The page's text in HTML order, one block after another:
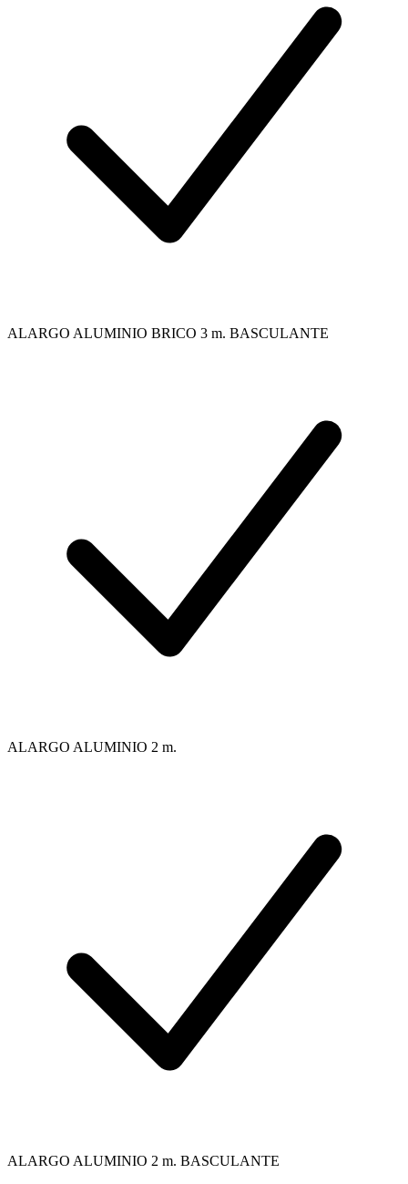
ALARGO ALUMINIO BRICO 3 m. BASCULANTE
ALARGO ALUMINIO 2 m.
ALARGO ALUMINIO 2 m. BASCULANTE